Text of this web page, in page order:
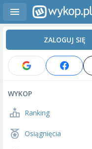
ZALOGUJ SIĘ
WYKOP
Ranking
Osiągnięcia